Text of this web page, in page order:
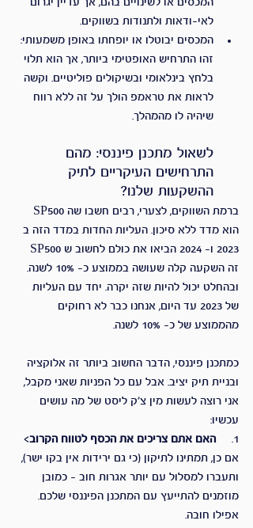
המכסים או לשינויים בהם, אך עדיין יגרום
לאי-ודאות ולתנודות בשווקים.
המכסים יבוטלו או יופחתו באופן משמעותי:
זהו התרחיש האופטימי ביותר, אך הוא תלוי
בלחץ בינלאומי ובשיקולים פוליטיים. וקשה
לראות את טראמפ הולך על זה ללא רווח
שיהיה לו מהמהלך.
לשאול מתכנן פיננסי: מהם
התרחישים העיקריים לתיק
ההשקעות שלנו?
הוא מדד ללא סיכון. העליות החדות במדד הזה ב
זה השקעה קלה שעושה בממוצע כ- 10% לשנה.
ובהחלט יכול להיות שזה יקרה. יחד עם העליות
של 2023 עד היום, אנחנו כבר לא רחוקים
מהממוצע של כ- 10% לשנה.
כמתכנן פיננסי, הדבר החשוב ביותר זה אלוקציה
ובניית תיק יציב. אבל עם כל הפניות שאני מקבל,
אני רוצה לעשות מין צ'ק ליסט של מה עושים
עכשיו:
1.
האם אתם צריכים את הכסף לטווח הקרוב>
אם כן, תמתינו לתיקון (כי גם ירידות אין בקו ישר),
ותעברו למסלול עם יותר אגרות חוב – כמובן
מוזמנים להתייעץ עם המתכנן הפיננסי שלכם.
אפילו חובה.